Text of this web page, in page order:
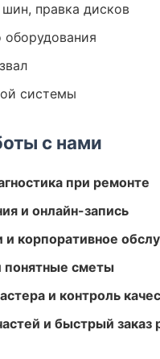
правка дисков
оборудования
системы
с нами
при ремонте
и онлайн-запись
корпоративное
сметы
и контроль
и быстрый заказ